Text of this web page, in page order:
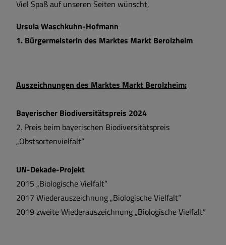
Viel Spaß auf unseren Seiten wünscht,
Ursula Waschkuhn-Hofmann
1. Bürgermeisterin des Marktes Markt Berolzheim
Auszeichnungen des Marktes Markt Berolzheim:
Bayerischer Biodiversitätspreis 2024
2. Preis beim bayerischen Biodiversitätspreis
„Obstsortenvielfalt“
UN-Dekade-Projekt
2015 „Biologische Vielfalt“
2017 Wiederauszeichnung „Biologische Vielfalt“
2019 zweite Wiederauszeichnung „Biologische Vielfalt“